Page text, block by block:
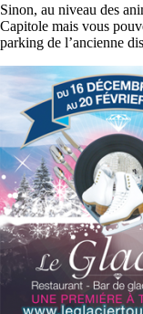
Sinon, au niveau des
Capitole mais vous
parking de l’ancienne